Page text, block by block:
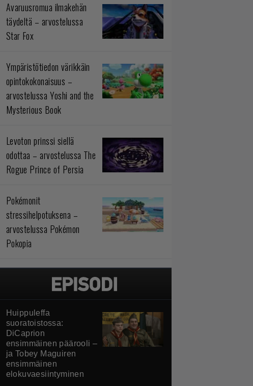
Avaruusromua ilmakehän
täydeltä – arvostelussa
Star Fox
Ympäristötiedon värikkäin
opintokokonaisuus –
arvostelussa Yoshi and the
Mysterious Book
Levoton prinssi siellä
odottaa – arvostelussa The
Rogue Prince of Persia
Pokémonit
stressihelpotuksena –
arvostelussa Pokémon
Pokopia
Huippuleffa
suoratoistossa:
DiCaprion
ensimmäinen päärooli –
ja Tobey Maguiren
ensimmäinen
elokuvaesiintyminen